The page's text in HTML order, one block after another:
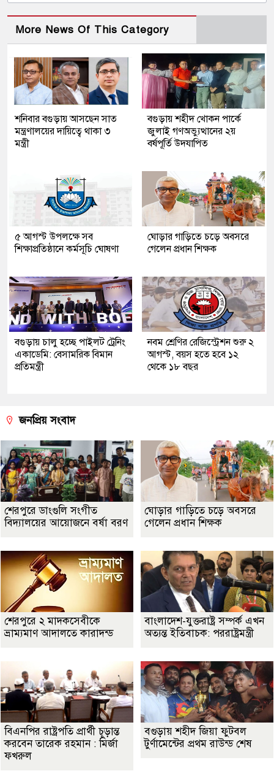
More News Of This Category
শনিবার বগুড়ায় আসছেন সাত
মন্ত্রণালয়ের দায়িত্বে থাকা ৩
মন্ত্রী
বগুড়ায় শহীদ খোকন পার্কে
জুলাই গণঅভ্যুত্থানের ২য়
বর্ষপূর্তি উদযাপিত
৫ আগস্ট উপলক্ষে সব
শিক্ষাপ্রতিষ্ঠানে কর্মসূচি ঘোষণা
ঘোড়ার গাড়িতে চড়ে অবসরে
গেলেন প্রধান শিক্ষক
বগুড়ায় চালু হচ্ছে পাইলট ট্রেনিং
একাডেমি: বেসামরিক বিমান
প্রতিমন্ত্রী
নবম শ্রেণির রেজিস্ট্রেশন শুরু ২
আগস্ট, বয়স হতে হবে ১২
থেকে ১৮ বছর
জনপ্রিয় সংবাদ
শেরপুরে ডাংগুলি সংগীত
বিদ্যালয়ের আয়োজনে বর্ষা বরণ
ঘোড়ার গাড়িতে চড়ে অবসরে
গেলেন প্রধান শিক্ষক
শেরপুরে ২ মাদকসেবীকে
ভ্রাম্যমাণ আদালতে কারাদন্ড
বাংলাদেশ-যুক্তরাষ্ট্র সম্পর্ক এখন
অত্যন্ত ইতিবাচক: পররাষ্ট্রমন্ত্রী
বিএনপির রাষ্ট্রপতি প্রার্থী চূড়ান্ত
করবেন তারেক রহমান : মির্জা
ফখরুল
বগুড়ায় শহীদ জিয়া ফুটবল
টুর্ণামেন্টের প্রথম রাউন্ড শেষ